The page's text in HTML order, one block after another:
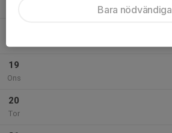
19
Ons
20
Tor
Bara nödvändiga